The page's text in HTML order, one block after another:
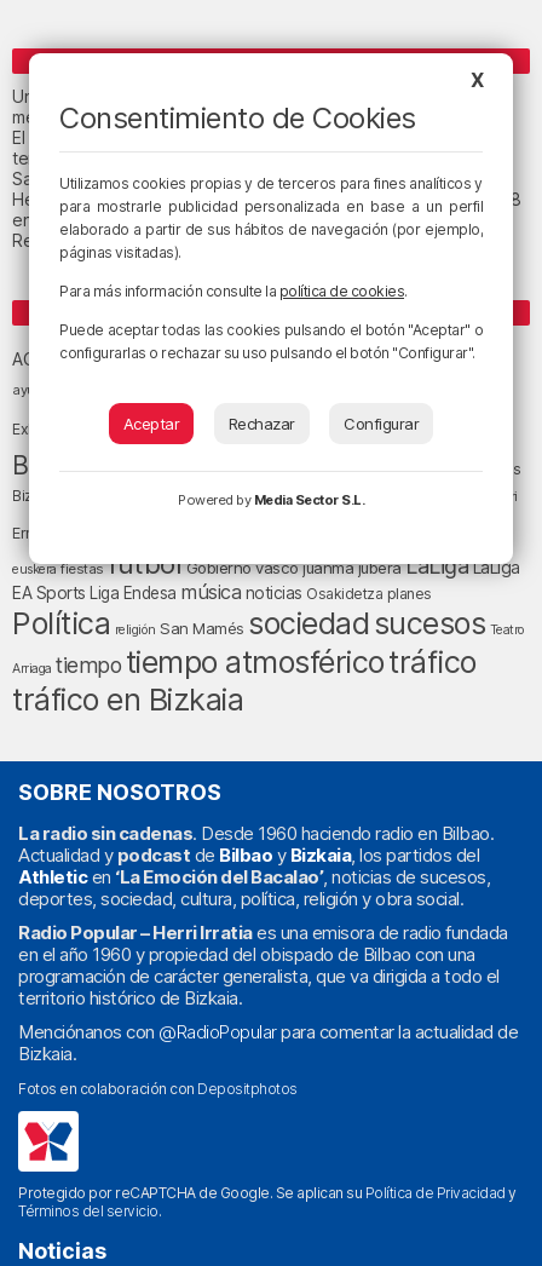
ENTRADAS RECIENTES
Un total de 124 centros de Infantil y Primaria de Euskadi realizarán
mejoras con una inversión de 19,3 millones
El tiempo este viernes en Bizkaia: subida notable de las
temperaturas máximas
San Juan de Gaztelugatxe cerrará el día del eclipse
Heridas dos personas en un accidente entre tres vehículos en la A8
en Muskiz
Recuperado el cuerpo sin vida de una mujer en la ría de Bilbao
ACB Athletic Club Athletic Club de Bilbao
ayuntamiento de Bilbao
Exhibition Center) BilbaoBilbao BasketBizkaia
Bizkaia y sus comarcas Copa del Rey cultura Cáritas
Bizkaia
Diócesis de Bilbao Egunon Bizkaia Enkarterri
Ernesto Valverde
euskera fiestas fútbol Gobierno vasco juanma jubera LaLiga LaLiga
EA Sports
Liga Endesa música noticias Osakidetza planes
Política religión San Mamés sociedad sucesos Teatro
Arriaga tiempo tiempo atmosféricotráfico
tráfico en Bizkaia
SOBRE NOSOTROS
La radio sin cadenas. Desde 1960 haciendo radio en Bilbao.
Actualidad y podcast de Bilbao y Bizkaia, los partidos del
Athleticen ‘La Emoción del Bacalao’, noticias de sucesos,
deportes, sociedad, cultura, política, religión y obra social.
Radio Popular – Herri Irratiaes una emisora de radio fundada
en el año 1960 y propiedad del obispado de Bilbao con una
programación de carácter generalista, que va dirigida a todo el
territorio histórico de Bizkaia.
Menciónanos con @RadioPopularpara comentar la actualidad de
Bizkaia.
Fotos en colaboración con Depositphotos
Protegido por reCAPTCHA de Google. Se aplican su Política de Privacidad y
Términos del servicio.
Noticias
X
Consentimiento de Cookies
Utilizamos cookies propias y de terceros para fines analíticos y
para mostrarle publicidad personalizada en base a un perfil
elaborado a partir de sus hábitos de navegación (por ejemplo,
páginas visitadas).
Para más información consulte la política de cookies.
Puede aceptar todas las cookies pulsando el botón "Aceptar" o
configurarlas o rechazar su uso pulsando el botón "Configurar".
Aceptar Rechazar Configurar
Powered by Media Sector S.L.